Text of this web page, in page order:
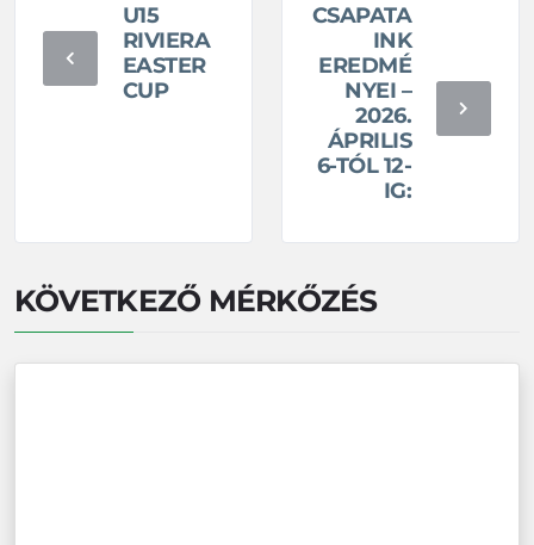
U15
RIVIERA
EASTER
CUP
CSAPATA
INK
EREDMÉ
NYEI –
2026.
ÁPRILIS
6-TÓL 12-
IG:
KÖVETKEZŐ MÉRKŐZÉS